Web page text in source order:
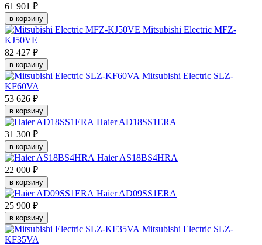
61 901 ₽
в корзину
Mitsubishi Electric MFZ-
KJ50VE
82 427 ₽
в корзину
Mitsubishi Electric SLZ-
KF60VA
53 626 ₽
в корзину
Haier AD18SS1ERA
31 300 ₽
в корзину
Haier AS18BS4HRA
22 000 ₽
в корзину
Haier AD09SS1ERA
25 900 ₽
в корзину
Mitsubishi Electric SLZ-
KF35VA